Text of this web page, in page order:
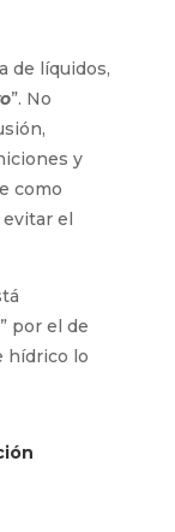
de líquidos,
”. No
y
como
el
” por el de
hídrico lo